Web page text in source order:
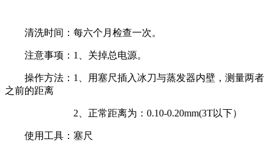
清洗时间：每六个月检查一次。
注意事项：1、关掉总电源。
操作方法：1、用塞尺插入冰刀与蒸发器内壁，测量两者
之前的距离
2、正常距离为：0.10-0.20mm(3T以下）
使用工具：塞尺